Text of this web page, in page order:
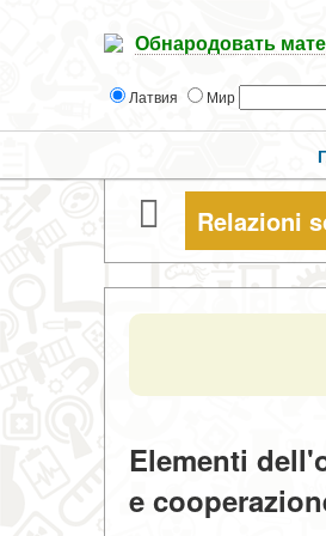
Обнародовать
Латвия Мир
Relazioni
Elementi
e